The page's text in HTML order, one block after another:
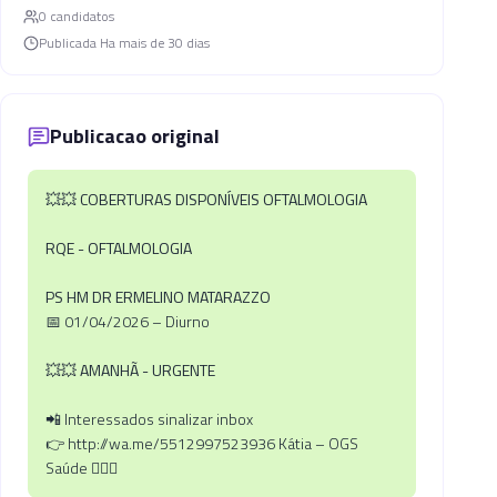
0 candidatos
Publicada Ha mais de 30 dias
Publicacao original
💥💥COBERTURAS DISPONÍVEIS OFTALMOLOGIA
RQE - OFTALMOLOGIA
PS HM DR ERMELINO MATARAZZO
📅 01/04/2026 – Diurno
💥💥AMANHÃ - URGENTE
📲 Interessados sinalizar inbox
👉 http://wa.me/5512997523936 Kátia – OGS
Saúde 🧏🏼‍♀️